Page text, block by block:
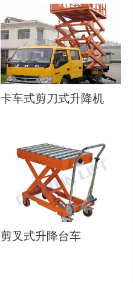
卡车式剪刀式升降机
剪叉式升降台车